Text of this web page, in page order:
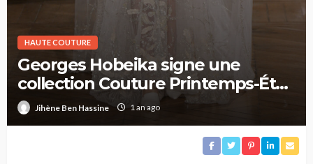
HAUTE COUTURE
Georges Hobeika signe une
collection Couture Printemps-Été
2025 féerique
Jihène Ben Hassine 1 an ago